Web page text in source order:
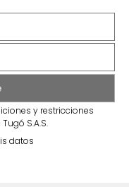
y restricciones
S.A.S.
datos